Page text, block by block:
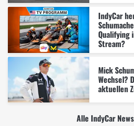
IndyCar
Qualifying
Stream?
Mick
Wechsel?
aktuellen
Alle IndyCar News